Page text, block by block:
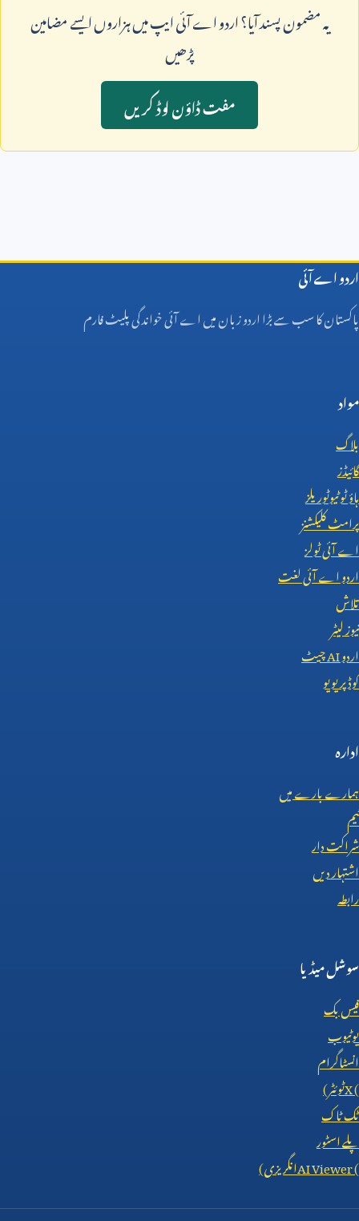
يہ مضمون پسند آيا؟ اردو اے آئی ايپ ميں ہزاروں ايسے مضامين
پڑھيں
مفت ڈاؤن لوڈ کريں
اردو اے آئی
پاکستان کا سب سے بڑا اردو زبان میں اے آئی خواندگی پلیٹ فارم
مواد
بلاگ
گائیڈز
ہاؤ ٹو ٹیوٹوریلز
پرامٹ کلیکشنز
اے آئی ٹولز
اردو اے آئی لغت
تلاش
نیوز لیٹر
اردوAIچیٹ
کوڈ پریویو
ادارہ
ہمارے بارے میں
ٹیم
شراکت دار
اشتہار دیں
رابطہ
سوشل میڈیا
فیس بک
یوٹیوب
انسٹاگرام
X (ٹوئٹر)
ٹک ٹاک
پلے اسٹور
AI Viewer (انگریزی)